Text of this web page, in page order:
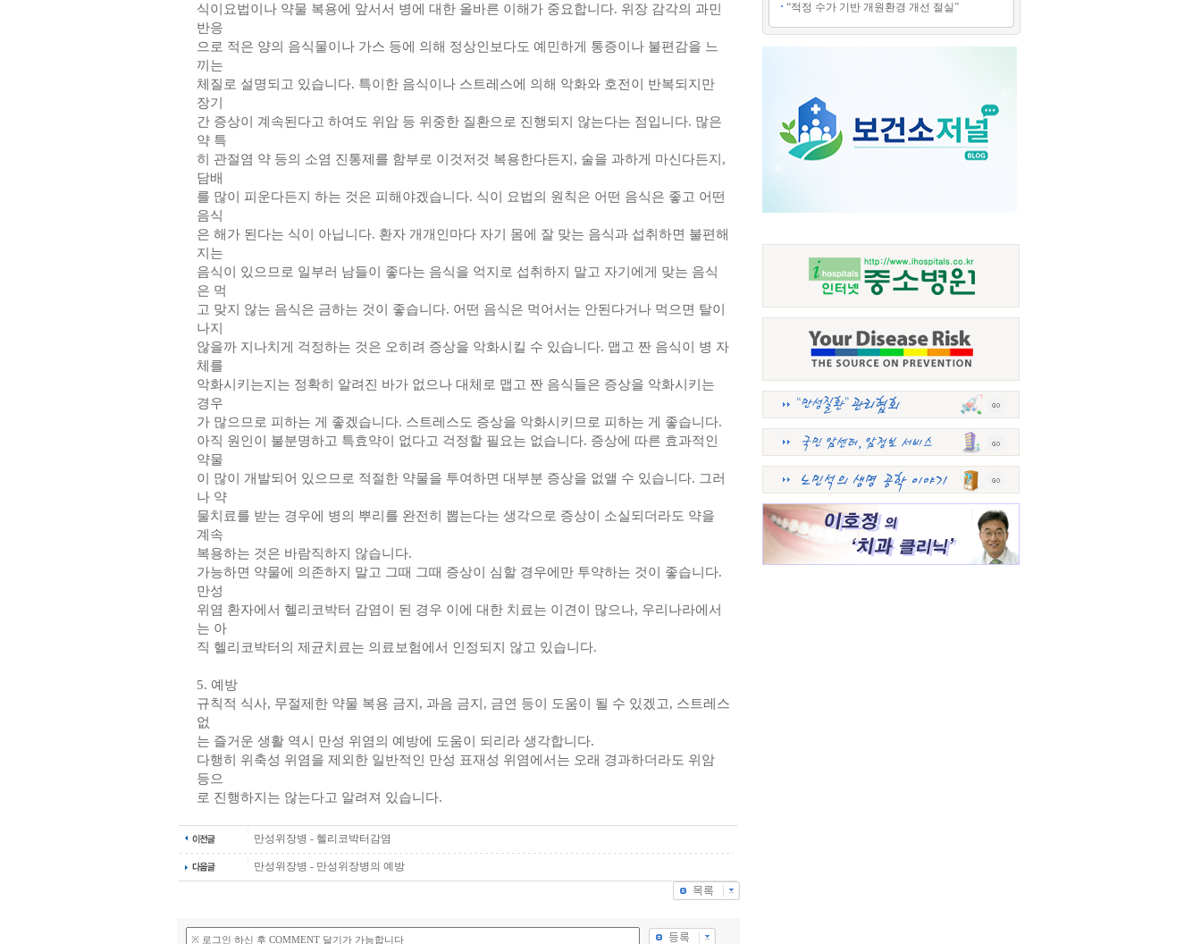
식이요법이나 약물 복용에 앞서서 병에 대한 올바른 이해가 중요합니다. 위장 감각의 과민
반응
으로 적은 양의 음식물이나 가스 등에 의해 정상인보다도 예민하게 통증이나 불편감을 느
끼는
체질로 설명되고 있습니다. 특이한 음식이나 스트레스에 의해 악화와 호전이 반복되지만
장기
간 증상이 계속된다고 하여도 위암 등 위중한 질환으로 진행되지 않는다는 점입니다. 많은
약 특
히 관절염 약 등의 소염 진통제를 함부로 이것저것 복용한다든지, 술을 과하게 마신다든지,
담배
를 많이 피운다든지 하는 것은 피해야겠습니다. 식이 요법의 원칙은 어떤 음식은 좋고 어떤
음식
은 해가 된다는 식이 아닙니다. 환자 개개인마다 자기 몸에 잘 맞는 음식과 섭취하면 불편해
지는
음식이 있으므로 일부러 남들이 좋다는 음식을 억지로 섭취하지 말고 자기에게 맞는 음식
은 먹
고 맞지 않는 음식은 금하는 것이 좋습니다. 어떤 음식은 먹어서는 안된다거나 먹으면 탈이
나지
않을까 지나치게 걱정하는 것은 오히려 증상을 악화시킬 수 있습니다. 맵고 짠 음식이 병 자
체를
악화시키는지는 정확히 알려진 바가 없으나 대체로 맵고 짠 음식들은 증상을 악화시키는
경우
가 많으므로 피하는 게 좋겠습니다. 스트레스도 증상을 악화시키므로 피하는 게 좋습니다.
아직 원인이 불분명하고 특효약이 없다고 걱정할 필요는 없습니다. 증상에 따른 효과적인
약물
이 많이 개발되어 있으므로 적절한 약물을 투여하면 대부분 증상을 없앨 수 있습니다. 그러
나 약
물치료를 받는 경우에 병의 뿌리를 완전히 뽑는다는 생각으로 증상이 소실되더라도 약을
계속
복용하는 것은 바람직하지 않습니다.
가능하면 약물에 의존하지 말고 그때 그때 증상이 심할 경우에만 투약하는 것이 좋습니다.
만성
위염 환자에서 헬리코박터 감염이 된 경우 이에 대한 치료는 이견이 많으나, 우리나라에서
는 아
직 헬리코박터의 제균치료는 의료보험에서 인정되지 않고 있습니다.
5. 예방
규칙적 식사, 무절제한 약물 복용 금지, 과음 금지, 금연 등이 도움이 될 수 있겠고, 스트레스
없
는 즐거운 생활 역시 만성 위염의 예방에 도움이 되리라 생각합니다.
다행히 위축성 위염을 제외한 일반적인 만성 표재성 위염에서는 오래 경과하더라도 위암
등으
로 진행하지는 않는다고 알려져 있습니다.
만성위장병 - 헬리코박터감염
만성위장병 - 만성위장병의 예방
“적정 수가 기반 개원환경 개선 절실”